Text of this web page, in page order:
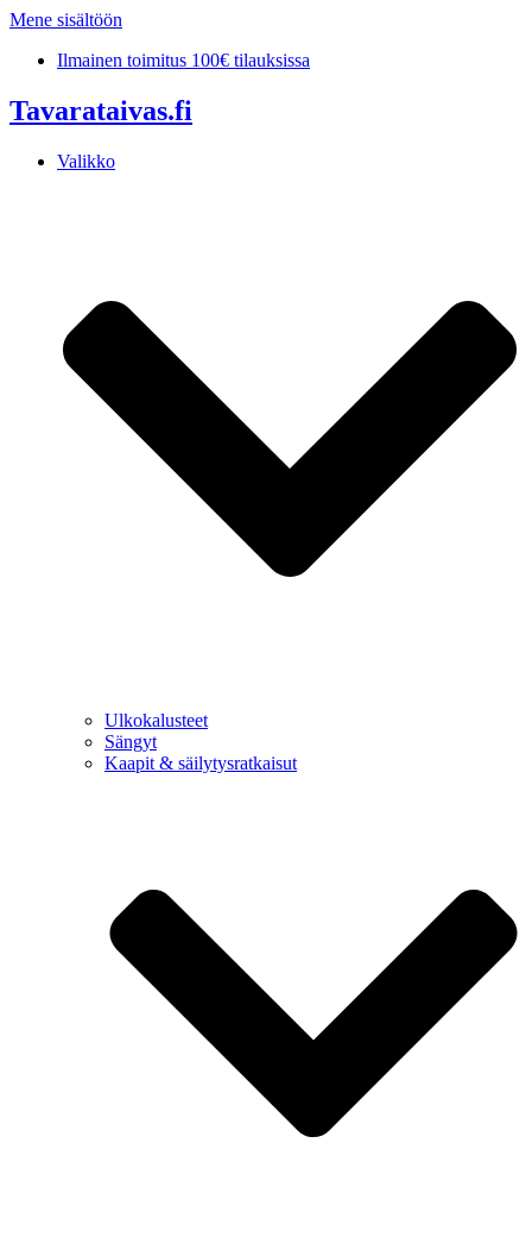
Mene sisältöön
Ilmainen toimitus 100€ tilauksissa
Tavarataivas.fi
Valikko
Ulkokalusteet
Sängyt
Kaapit & säilytysratkaisut